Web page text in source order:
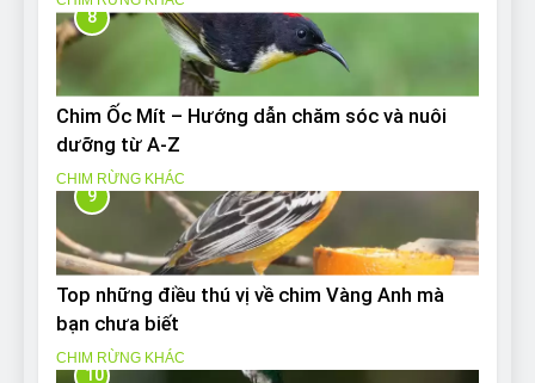
8
Chim Ốc Mít – Hướng dẫn chăm sóc và nuôi
dưỡng từ A-Z
CHIM RỪNG KHÁC
9
Top những điều thú vị về chim Vàng Anh mà
bạn chưa biết
CHIM RỪNG KHÁC
10